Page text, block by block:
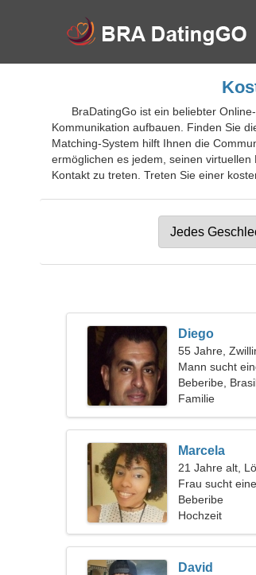
BraDatingGo ist ein beliebter
Kommunikation aufbauen. Finden Sie
Matching-System hilft Ihnen die
ermöglichen es jedem, seinen
Kontakt zu treten. Treten Sie einer
Diego
55 Jahre,
Mann sucht
Beberibe,
Familie
Marcela
21 Jahre alt,
Frau sucht
Beberibe
Hochzeit
David